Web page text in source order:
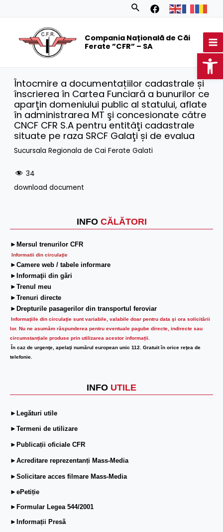
Search
Compania Națională de Căi
Ferate ”CFR” – SA
INFO CĂLĂTORI
►Mersul trenurilor CFR
Informatii din circulaţie
►Camere web / tabele informare
►Informaţii din gări
►Trenul meu
►Trenuri directe
►Drepturile pasagerilor din transportul feroviar
Informaţiile din circulaţie sunt variabile, valabile doar pentru data şi ora solicitării
lor. Nu ne asumăm răspunderea pentru eventuale pagube directe, indirecte sau
circumstanțiale produse prin utilizarea acestor informații.
În caz de urgenţe, apelaţi numărul european unic 112. Gratuit în orice reţea de
telefonie.
INFO UTILE
►Legături utile
►Termeni de utilizare
►Publicații oficiale CFR
►Acreditare reprezentanți Mass-Media
►Solicitare acces filmare Mass-Media
►ePetiție
►Formular Legea 544/2001
►Informații Presă
Întocmire a documentațiilor cadastrale și
înscrierea în Cartea Funciară a bunurilor ce
aparţin domeniului public al statului, aflate
în administrarea MT şi concesionate către
CNCF CFR S.A pentru entităţi cadastrale
situate pe raza SRCF Galaţi și de evalua
Sucursala Regionala de Cai Ferate Galati
34
download document